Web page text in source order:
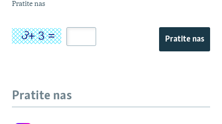
Pratite nas
Pratite nas
Pratite nas